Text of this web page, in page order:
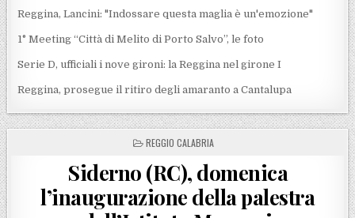
Reggina, Lancini: "Indossare questa maglia è un'emozione"
1° Meeting “Città di Melito di Porto Salvo”, le foto
Serie D, ufficiali i nove gironi: la Reggina nel girone I
Reggina, prosegue il ritiro degli amaranto a Cantalupa
POSTED IN
REGGIO CALABRIA
Siderno (RC), domenica
l’inaugurazione della palestra